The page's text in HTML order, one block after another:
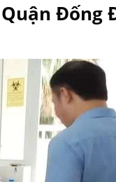
Đống